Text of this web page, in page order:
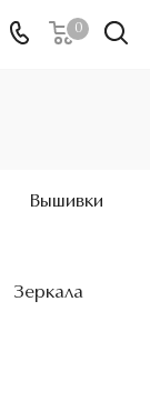
0
Вышивки
Зеркала